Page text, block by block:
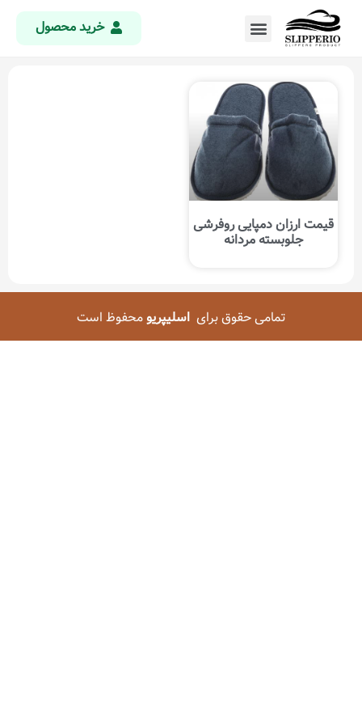
خرید محصول
قیمت ارزان دمپایی روفرشی
جلوبسته مردانه
تمامی حقوق برایاسلیپریومحفوظ است